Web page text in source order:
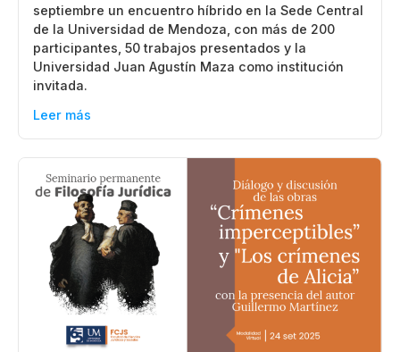
septiembre un encuentro híbrido en la Sede Central
de la Universidad de Mendoza, con más de 200
participantes, 50 trabajos presentados y la
Universidad Juan Agustín Maza como institución
invitada.
Leer más